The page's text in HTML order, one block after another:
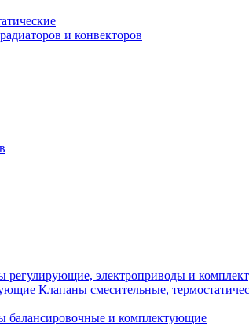
и конвекторов
регулирующие, электроприводы и
Клапаны смесительные,
балансировочные и комплектующие